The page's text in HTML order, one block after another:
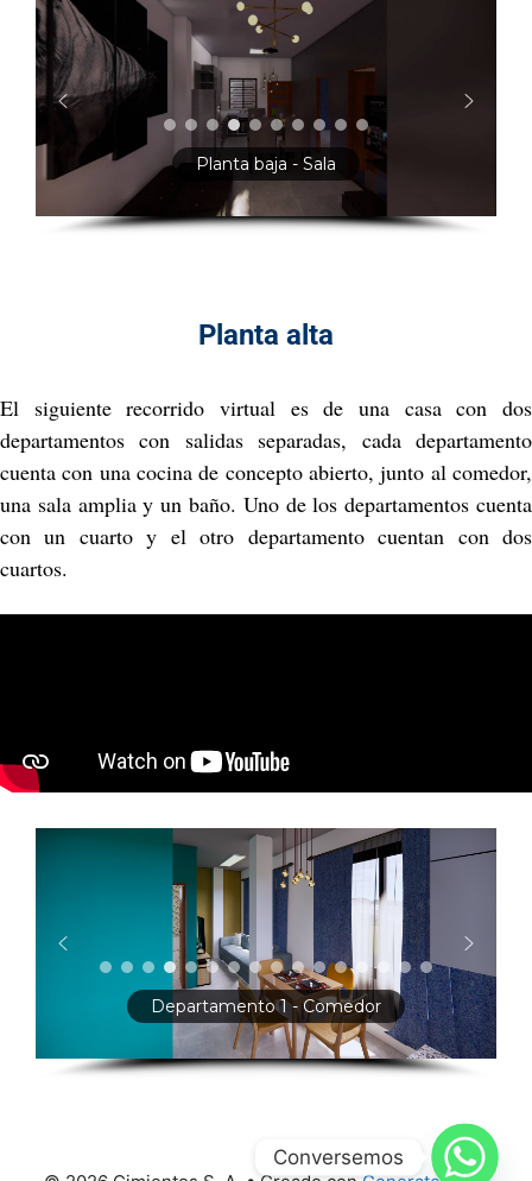
Planta baja - Comedor
Planta alta
El siguiente recorrido virtual es de una casa con dos
departamentos con salidas separadas, cada departamento
cuenta con una cocina de concepto abierto, junto al comedor,
una sala amplia y un baño. Uno de los departamentos cuenta
con un cuarto y el otro departamento cuentan con dos
cuartos.
Vista amplia del departamento 1
Conversemos